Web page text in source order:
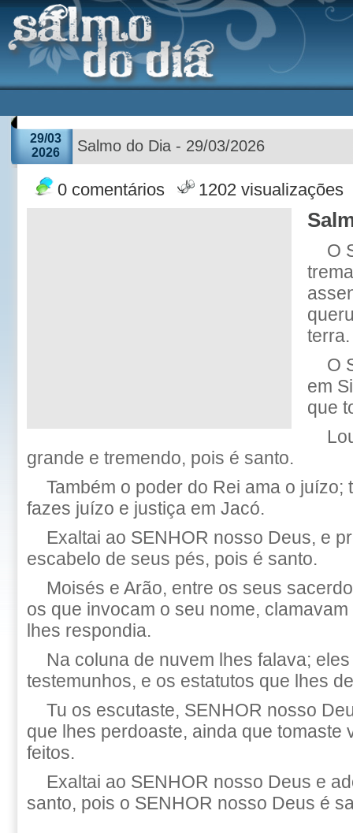
29/03
2026
Salmo do Dia - 29/03/2026
0 comentários 1202 visualizações
O
terra.
O
em
que
grande e tremendo, pois é santo.
Também o poder do Rei ama o juízo;
fazes juízo e justiça em Jacó.
Exaltai ao SENHOR nosso Deus, e
escabelo de seus pés, pois é santo.
Moisés e Arão, entre os seus
os que invocam o seu nome,
lhes respondia.
Na coluna de nuvem lhes falava;
testemunhos, e os estatutos que lhes
Tu os escutaste, SENHOR nosso
que lhes perdoaste, ainda que tomaste
feitos.
Exaltai ao SENHOR nosso Deus e
santo, pois o SENHOR nosso Deus é